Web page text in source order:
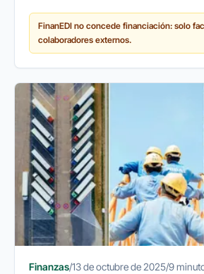
financiación ágil y flexible para
simplemente mantener sus...
FinanEDI no concede financiación: solo
colaboradores externos.
Finanzas/13 de octubre de 2025/9